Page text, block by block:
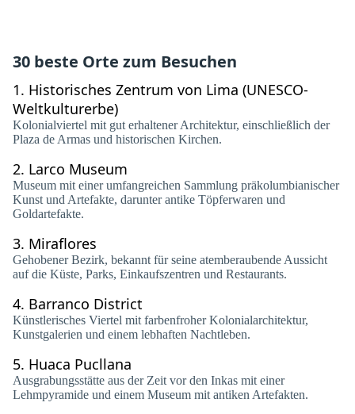
30 beste Orte zum Besuchen
1. Historisches Zentrum von Lima (UNESCO-
Weltkulturerbe)
Kolonialviertel mit gut erhaltener Architektur, einschließlich der
Plaza de Armas und historischen Kirchen.
2. Larco Museum
Museum mit einer umfangreichen Sammlung präkolumbianischer
Kunst und Artefakte, darunter antike Töpferwaren und
Goldartefakte.
3. Miraflores
Gehobener Bezirk, bekannt für seine atemberaubende Aussicht
auf die Küste, Parks, Einkaufszentren und Restaurants.
4. Barranco District
Künstlerisches Viertel mit farbenfroher Kolonialarchitektur,
Kunstgalerien und einem lebhaften Nachtleben.
5. Huaca Pucllana
Ausgrabungsstätte aus der Zeit vor den Inkas mit einer
Lehmpyramide und einem Museum mit antiken Artefakten.